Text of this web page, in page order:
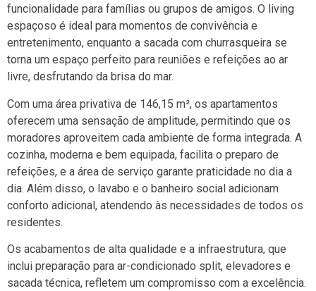
funcionalidade para famílias ou grupos de amigos. O living
espaçoso é ideal para momentos de convivência e
entretenimento, enquanto a sacada com churrasqueira se
torna um espaço perfeito para reuniões e refeições ao ar
livre, desfrutando da brisa do mar.
Com uma área privativa de 146,15 m², os apartamentos
oferecem uma sensação de amplitude, permitindo que os
moradores aproveitem cada ambiente de forma integrada. A
cozinha, moderna e bem equipada, facilita o preparo de
refeições, e a área de serviço garante praticidade no dia a
dia. Além disso, o lavabo e o banheiro social adicionam
conforto adicional, atendendo às necessidades de todos os
residentes.
Os acabamentos de alta qualidade e a infraestrutura, que
inclui preparação para ar-condicionado split, elevadores e
sacada técnica, refletem um compromisso com a excelência.